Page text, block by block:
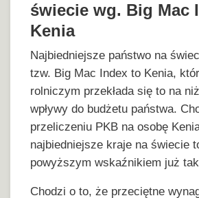
świecie wg. Big Mac
Kenia
Najbiedniejsze państwo na
tzw. Big Mac Index to Kenia,
rolniczym przekłada się to na
wpływy do budżetu państwa.
przeliczeniu PKB na osobę
najbiedniejsze kraje na świecie
powyższym wskaźnikiem już
Chodzi o to, że przeciętne